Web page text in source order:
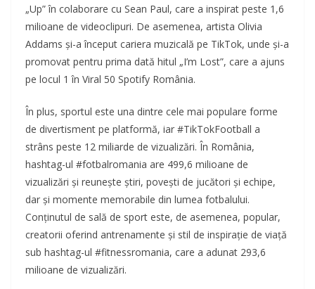
„Up” în colaborare cu Sean Paul, care a inspirat peste 1,6
milioane de videoclipuri. De asemenea, artista Olivia
Addams și-a început cariera muzicală pe TikTok, unde și-a
promovat pentru prima dată hitul „I’m Lost”, care a ajuns
pe locul 1 în Viral 50 Spotify România.
În plus, sportul este una dintre cele mai populare forme
de divertisment pe platformă, iar #TikTokFootball a
strâns peste 12 miliarde de vizualizări. În România,
hashtag-ul #fotbalromania are 499,6 milioane de
vizualizări și reunește știri, povești de jucători și echipe,
dar și momente memorabile din lumea fotbalului.
Conținutul de sală de sport este, de asemenea, popular,
creatorii oferind antrenamente și stil de inspirație de viață
sub hashtag-ul #fitnessromania, care a adunat 293,6
milioane de vizualizări.